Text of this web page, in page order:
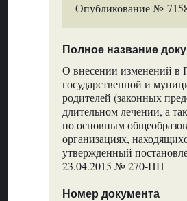
Опубликование №
Полное название
О внесении изменений в
государственной и
родителей (законных
длительном лечении, а
по основным
организациях,
утвержденный
23.04.2015 № 270-ПП
Номер документа